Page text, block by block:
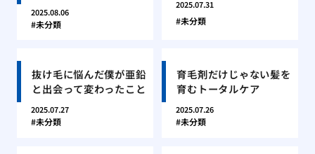
2025.08.06
未分類
2025.07.31
未分類
抜け毛に悩んだ僕が亜鉛
と出会って変わったこと
2025.07.27
未分類
育毛剤だけじゃない髪を
育むトータルケア
2025.07.26
未分類